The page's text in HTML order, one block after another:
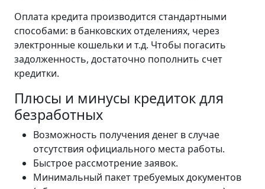
Оплата кредита производится стандартными
способами: в банковских отделениях, через
электронные кошельки и т.д. Чтобы погасить
задолженность, достаточно пополнить счет
кредитки.
Плюсы и минусы кредиток для
безработных
Возможность получения денег в случае
отсутствия официального места работы.
Быстрое рассмотрение заявок.
Минимальный пакет требуемых документов